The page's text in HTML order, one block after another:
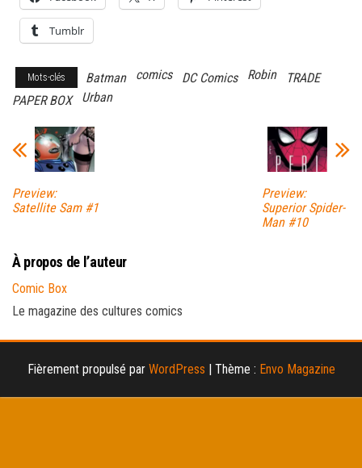
Tumblr
Mots-clés Batman comics DC Comics Robin
TRADE
PAPER BOX
Urban
Preview:
Satellite Sam #1
Preview:
Superior Spider-
Man #10
À propos de l’auteur
Comic Box
Le magazine des cultures comics
Fièrement propulsé par WordPress | Thème : Envo Magazine